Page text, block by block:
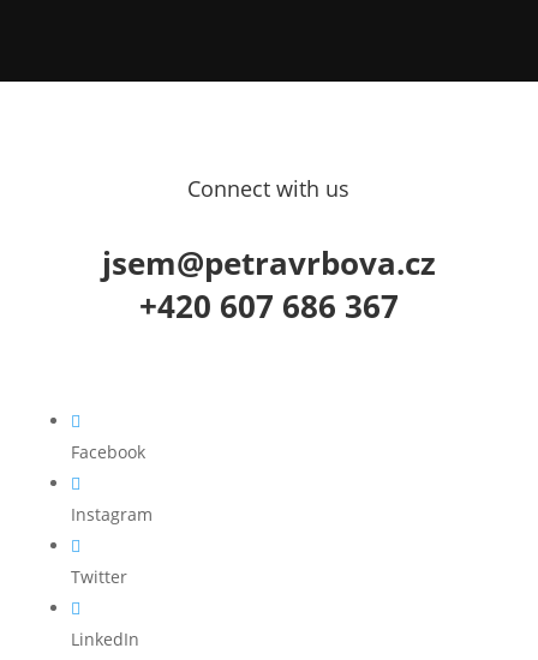
Connect with us
jsem@petravrbova.cz
+420 607 686 367

Facebook

Instagram

Twitter

LinkedIn